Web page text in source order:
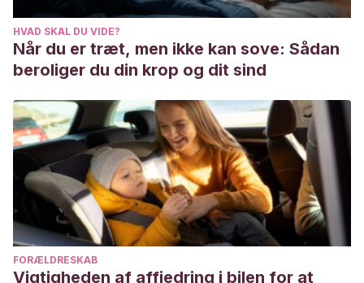
of striae gravidarum. Randomized, double-blind, controlled
trial. Int J Cosmet Sci. 2013 Jun;35(3):233-7. doi:
10.1111/ics.12029. Epub 2013 Jan 15. PMID: 23237514.
HVAD SKAL DU VIDE?
Når du er træt, men ikke kan sove: Sådan
beroliger du din krop og dit sind
FORÆLDRESKAB
Vigtigheden af affjedring i bilen for at